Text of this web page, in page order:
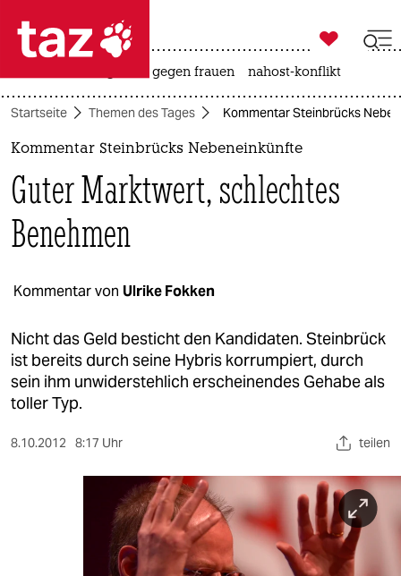
 taz zahl ich
taz zahl ich
politik
öko
gesellschaft
sport
berlin
nord
wahrheit

taz zahl ich
gewalt gegen frauen nahost-konflikt
Startseite Themen des Tages Kommentar Steinbrücks
Kommentar Steinbrücks Nebeneinkünfte
Guter Marktwert, schlechtes
Benehmen
Kommentar von Ulrike Fokken
Nicht das Geld besticht den Kandidaten. Steinbrück
ist bereits durch seine Hybris korrumpiert, durch
sein ihm unwiderstehlich erscheinendes Gehabe als
toller Typ.
8.10.2012 8:17 Uhr teilen